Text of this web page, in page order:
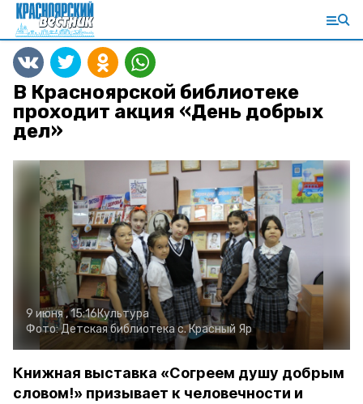
В Красноярской библиотеке
проходит акция «День добрых
дел»
9 июня , 15:16Культура
Фото:Детская библиотека с. Красный Яр
Книжная выставка «Согреем душу добрым
словом!» призывает к человечности и